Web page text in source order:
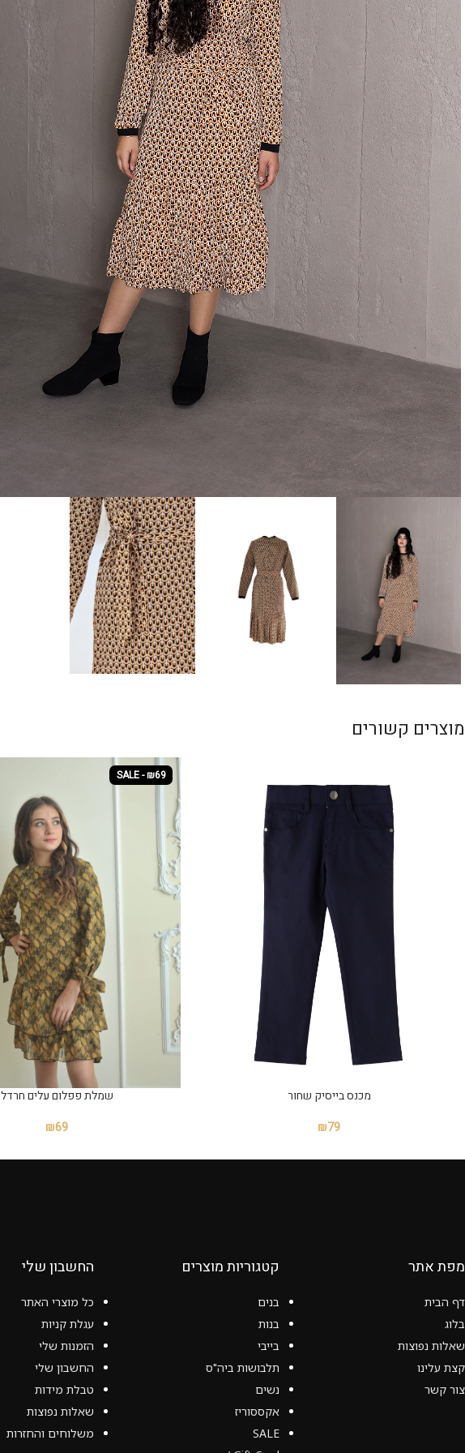
מוצרים קשורים
מכנס בייסיק שחור
₪79
SALE - ₪69
שמלת פפלום עלים חרדל
₪69
מפת אתר
דף הבית
בלוג
שאלות נפוצות
קצת עלינו
צור קשר
קטגוריות מוצרים
בנים
בנות
בייבי
תלבושות ביה"ס
נשים
אקססוריז
SALE
החשבון שלי
כל מוצרי האתר
עגלת קניות
הזמנות שלי
החשבון שלי
טבלת מידות
שאלות נפוצות
משלוחים והחזרות